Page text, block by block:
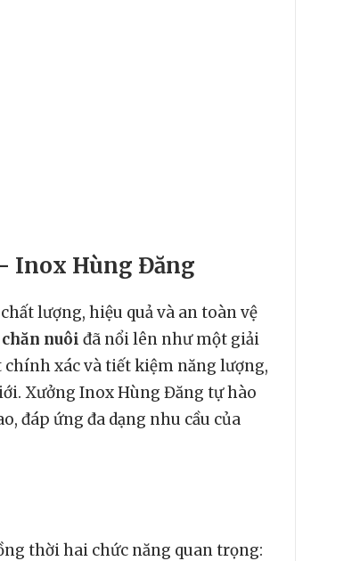
Inox Hùng Đăng
lượng, hiệu quả và an toàn vệ
nuôi đã nổi lên như một giải
chính xác và tiết kiệm năng lượng,
Xưởng Inox Hùng Đăng tự hào
đáp ứng đa dạng nhu cầu của
thời hai chức năng quan trọng: